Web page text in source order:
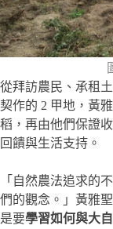
從拜訪農民、承租
契作的 2 甲地，黃
稻，再由他們保證
回饋與生活支持。
「自然農法追求的
們的觀念。」黃雅
是要學習如何與大